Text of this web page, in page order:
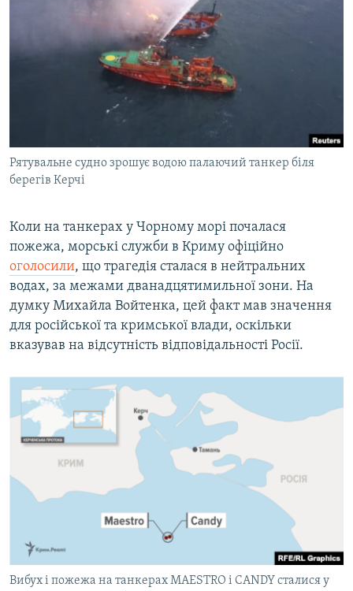
Рятувальне судно зрошує водою палаючий танкер біля
берегів Керчі
Коли на танкерах у Чорному морі почалася
пожежа, морські служби в Криму офіційно
оголосили, що трагедія сталася в нейтральних
водах, за межами дванадцятимильної зони. На
думку Михайла Войтенка, цей факт мав значення
для російської та кримської влади, оскільки
вказував на відсутність відповідальності Росії.
Вибух і пожежа на танкерах MAESTRO і CANDY сталися у